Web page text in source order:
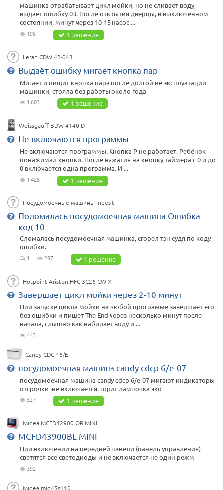
машинка отрабатывает цикл мойки, но не сливает воду,
выдает ошибку 03. После открытия дверцы, в выключенном
состоянии, минут через 10-15 насос ...
198 1 решение
Leran CDW 42-043
Выдаёт ошибку мигает кнопка пар
Мигает и пищит кнопка пара после долгой не эксплуатации
машинки, стояла без работы около года
1 603 1 решение
Weissgauff BDW 4140 D
Не включаются программы
Не включаются программы. Кнопка Р не работает. Ребёнок
понажимал кнопки. После нажатия на кнопку таймера с 0 и до
0 включается одна программа. И ...
1 428 1 решение
Посудомоечные машины Indesit
Поломалась посудомоечная машина Ошибка
код 10
Сломалась посудомоечная машинка, сгорел тэн судя по коду
ошибки.
1 287 1 решение
Hotpoint-Ariston HFC 3C26 CW X
Завершает цикл мойки через 2-10 минут
При запуске цикла мойки на любой программе завершает его
без ошибки и пишет The End через несколько минут после
начала, слышно как набирает воду и ...
443
Candy CDCP 6/E
посудомоечная машина candy cdcp 6/e-07
посудомоечная машина candy cdcp 6/e-07 мигают индикаторы
отсрочки .не включается. горит лампочка эко
527 1 решение
Midea MCFD42900 OR MINI
MCFD43900BL MINI
При включении на передней панели (панель управления)
светятся все светодиоды и не включается не один режм
392
Midea mid45s110